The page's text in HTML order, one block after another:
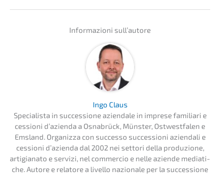
Infor­ma­zio­ni sull’autore
Ingo Claus
Specia­lis­ta in succes­sio­ne aziend­a­le in impre­se familia­ri e
cessio­ni d’azi­en­da a Osnabrück, Münster, Ostwest­fa­len e
Emsland. Organiz­za con succes­so succes­sio­ni aziend­a­li e
cessio­ni d’azi­en­da dal 2002 nei setto­ri della produ­zi­o­ne,
artigi­a­na­to e servi­zi, nel commer­cio e nelle azien­de media­ti­
che. Autore e relato­re a livel­lo nazio­na­le per la succes­sio­ne